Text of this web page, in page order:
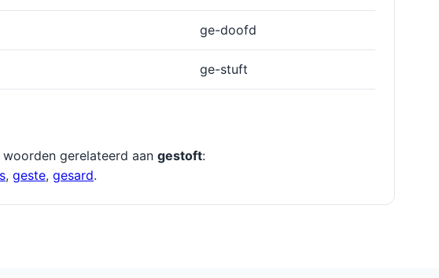
ge-doofd
ge-stuft
gerelateerd aan gestoft:
, geste, gesard.